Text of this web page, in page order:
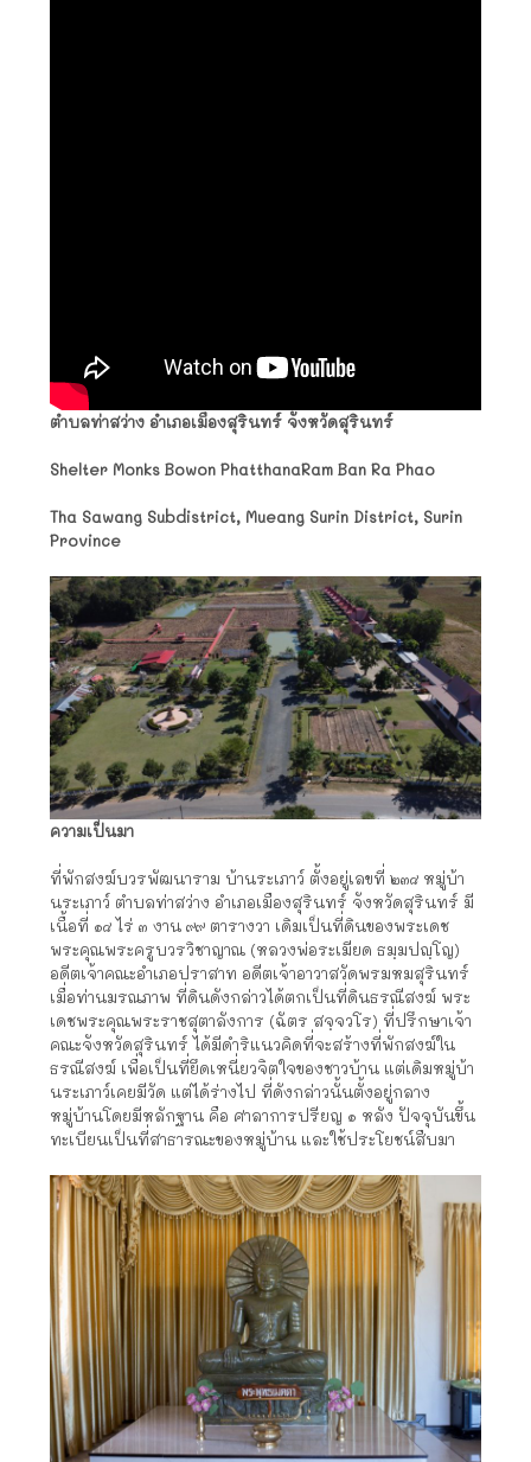
ตำบลท่าสว่าง อำเภอเมืองสุรินทร์ จังหวัดสุรินทร์
Shelter Monks Bowon PhatthanaRam Ban Ra Phao
Tha Sawang Subdistrict, Mueang Surin District, Surin
Province
ความเป็นมา
ที่พักสงฆ์บวรพัฒนาราม บ้านระเภาว์ ตั้งอยู่เลขที่ ๒๓๘ หมู่บ้า
นระเภาว์ ตำบลท่าสว่าง อำเภอเมืองสุรินทร์ จังหวัดสุรินทร์ มี
เนื้อที่ ๑๘ ไร่ ๓ งาน ๙๙ ตารางวา เดิมเป็นที่ดินของพระเดช
พระคุณพระครูบวรวิชาญาณ (หลวงพ่อระเมียด ธมฺมปญฺโญ)
อดีตเจ้าคณะอำเภอปราสาท อดีตเจ้าอาวาสวัดพรมหมสุรินทร์
เมื่อท่านมรณภาพ ที่ดินดังกล่าวได้ตกเป็นที่ดินธรณีสงฆ์ พระ
เดชพระคุณพระราชสุตาลังการ (ฉัตร สจฺจวโร) ที่ปรึกษาเจ้า
คณะจังหวัดสุรินทร์ ได้มีดำริแนวคิดที่จะสร้างที่พักสงฆ์ใน
ธรณีสงฆ์ เพื่อเป็นที่ยึดเหนี่ยวจิตใจของชาวบ้าน แต่เดิมหมู่บ้า
นระเภาว์เคยมีวัด แต่ได้ร่างไป ที่ดังกล่าวนั้นตั้งอยู่กลาง
หมู่บ้านโดยมีหลักฐาน คือ ศาลาการปรียญ ๑ หลัง ปัจจุบันขึ้น
ทะเบียนเป็นที่สาธารณะของหมู่บ้าน และใช้ประโยชน์สืบมา